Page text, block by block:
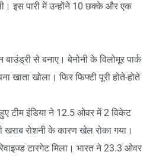
इस पारी में उन्होंने 10 छक्के और एक
से बनाए। बेनोनी के विलोमूर पार्क
खोला। फिर फिफ्टी पूरी होते-होते
टीम इंडिया ने 12.5 ओवर में 2 विकेट
रोशनी के कारण खेल रोका गया।
टारगेट मिला। भारत ने 23.3 ओवर